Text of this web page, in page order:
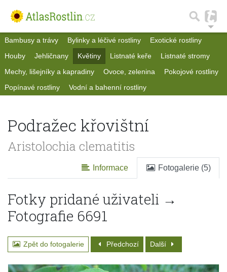
Bambusy a trávy Bylinky a léčivé rostliny
Exotické rostliny
Houby
Jehličnany Květiny Listnaté keře
Listnaté stromy
Mechy, lišejníky a kapradiny
Ovoce, zelenina
Pokojové rostliny
Popínavé rostliny
Vodní a bahenní rostliny
Podražec křovištní
Aristolochia clematitis
Informace Fotogalerie (5)
Fotky pridané uživateli →
Fotografie 6691
Zpět do fotogalerie Předchozí Další